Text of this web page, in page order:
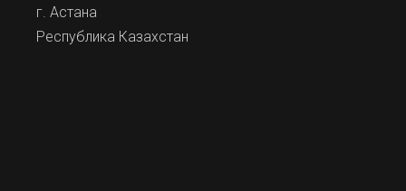
г. Астана
Республика Казахстан